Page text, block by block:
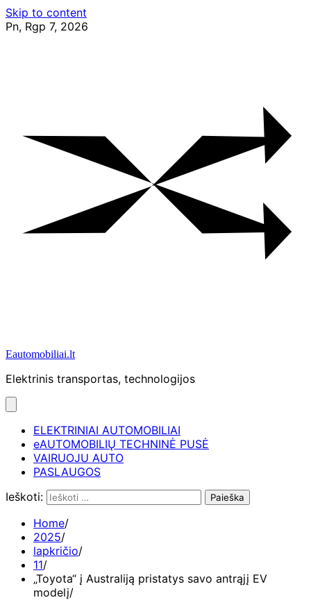
Skip to content
Pn, Rgp 7, 2026
Eautomobiliai.lt
Elektrinis transportas, technologijos
ELEKTRINIAI AUTOMOBILIAI
eAUTOMOBILIŲ TECHNINĖ PUSĖ
VAIRUOJU AUTO
PASLAUGOS
Ieškoti:
Home
2025
lapkričio
11
„Toyota“ į Australiją pristatys savo antrąjį EV
modelį